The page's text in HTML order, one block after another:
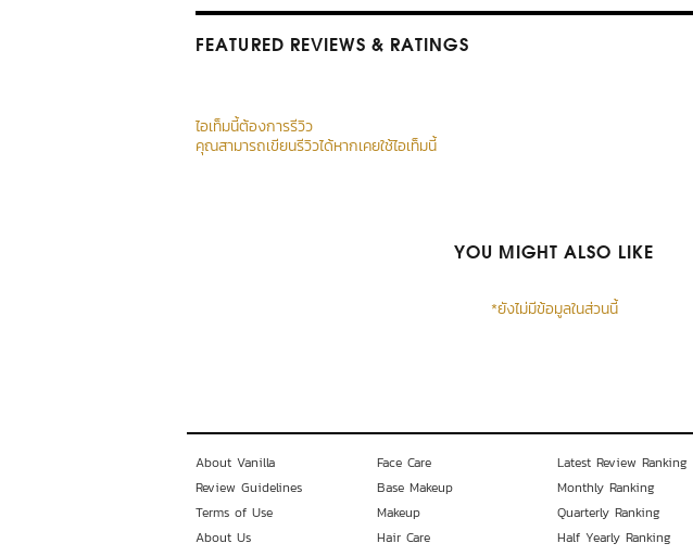
FEATURED REVIEWS & RATINGS
ไอเท็มนี้ต้องการรีวิว
คุณสามารถเขียนรีวิวได้หากเคยใช้ไอเท็มนี้
YOU MIGHT ALSO LIKE
*ยังไม่มีข้อมูลในส่วนนี้
About Vanilla
Review Guidelines
Terms of Use
About Us
Face Care
Base Makeup
Makeup
Hair Care
Latest Review Ranking
Monthly Ranking
Quarterly Ranking
Half Yearly Ranking